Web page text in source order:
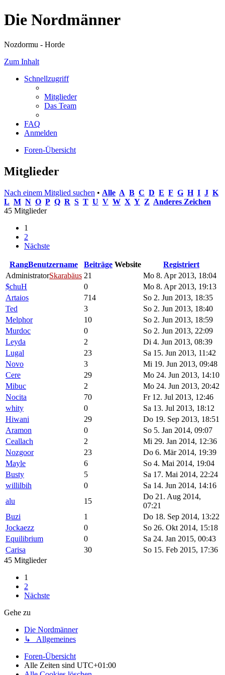
Die Nordmänner
Nozdormu - Horde
Zum Inhalt
Schnellzugriff
Mitglieder
Das Team
FAQ
Anmelden
Foren-Übersicht
Mitglieder
Nach einem Mitglied suchen • Alle A B C D E F G H I J K
L M N O P Q R S T U V W X Y Z Anderes Zeichen
45 Mitglieder
1
2
Nächste
RangBenutzername Beiträge Website
Registriert
AdministratorSkarabäus 21
Mo 8. Apr 2013, 18:04
$chuH
0
Mo 8. Apr 2013, 19:13
Artaios
714
So 2. Jun 2013, 18:35
Ted
3
So 2. Jun 2013, 18:40
Melphor
10
So 2. Jun 2013, 18:59
Murdoc
0
So 2. Jun 2013, 22:09
Leyda
2
Di 4. Jun 2013, 08:39
Lugal
23
Sa 15. Jun 2013, 11:42
Novo
3
Mi 19. Jun 2013, 09:48
Cere
29
Mo 24. Jun 2013, 14:10
Mibuc
2
Mo 24. Jun 2013, 20:42
Nocita
70
Fr 12. Jul 2013, 12:46
whity
0
Sa 13. Jul 2013, 18:12
Hiwani
29
Do 19. Sep 2013, 18:51
Aramon
0
So 5. Jan 2014, 09:07
Ceallach
2
Mi 29. Jan 2014, 12:36
Nozgoor
23
Do 6. Mär 2014, 19:39
Mayle
6
So 4. Mai 2014, 19:04
Busty
5
Sa 17. Mai 2014, 22:24
willilbih
0
Sa 14. Jun 2014, 14:16
alu
15
Do 21. Aug 2014,
07:21
Buzi
1
Do 18. Sep 2014, 13:22
Jockaezz
0
So 26. Okt 2014, 15:18
Equilibrium
0
Sa 24. Jan 2015, 00:43
Carisa
30
So 15. Feb 2015, 17:36
45 Mitglieder
1
2
Nächste
Gehe zu
Die Nordmänner
↳ Allgemeines
Foren-Übersicht
Alle Zeiten sind UTC+01:00